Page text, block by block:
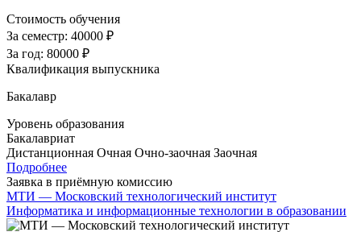
Стоимость обучения
За семестр: 40000 ₽
За год: 80000 ₽
Квалификация выпускника
Бакалавр
Уровень образования
Бакалавриат
Дистанционная Очная Очно-заочная Заочная
Подробнее
Заявка в приёмную комиссию
МТИ — Московский технологический институт
Информатика и информационные технологии в образовании